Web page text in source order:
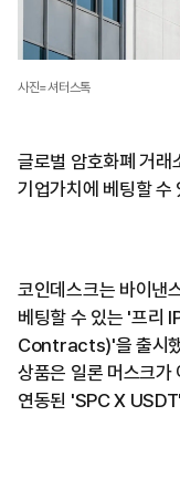
사진=셔터스톡
글로벌 암호화폐 거래
기업가치에 베팅할 수
코인데스크는 바이낸
베팅할 수 있는 '프리
Contracts)'을 출시
상품은 일론 머스크
연동된 'SPC X